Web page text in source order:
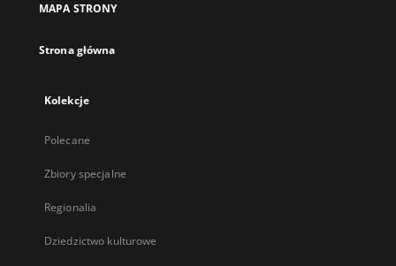
MAPA STRONY
Strona główna
Kolekcje
Polecane
Zbiory specjalne
Regionalia
Dziedzictwo kulturowe